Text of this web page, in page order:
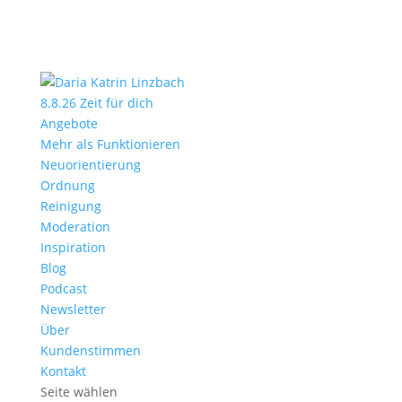
8.8.26 Zeit für dich
Angebote
Mehr als Funktionieren
Neuorientierung
Ordnung
Reinigung
Moderation
Inspiration
Blog
Podcast
Newsletter
Über
Kundenstimmen
Kontakt
Seite wählen